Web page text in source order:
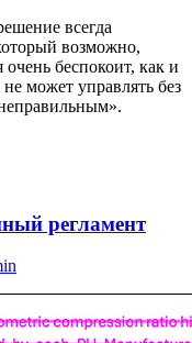
всегда
возможно,
беспокоит, как и
может управлять без
регламент